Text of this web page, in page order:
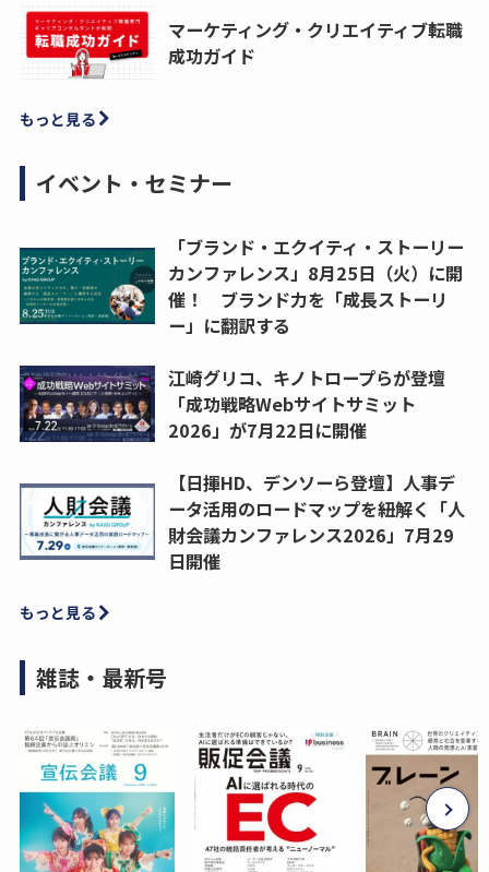
マーケティング・クリエイティブ転職
成功ガイド
もっと見る
イベント・セミナー
「ブランド・エクイティ・ストーリー
カンファレンス」8月25日（火）に開
催！ ブランド力を「成長ストーリ
ー」に翻訳する
江崎グリコ、キノトロープらが登壇
「成功戦略Webサイトサミット
2026」が7月22日に開催
【日揮HD、デンソーら登壇】人事デ
ータ活用のロードマップを紐解く「人
財会議カンファレンス2026」7月29
日開催
もっと見る
雑誌・最新号